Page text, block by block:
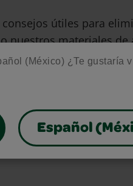
(México) ¿Te gustaría
Español
útiles para
nuestros materiales de